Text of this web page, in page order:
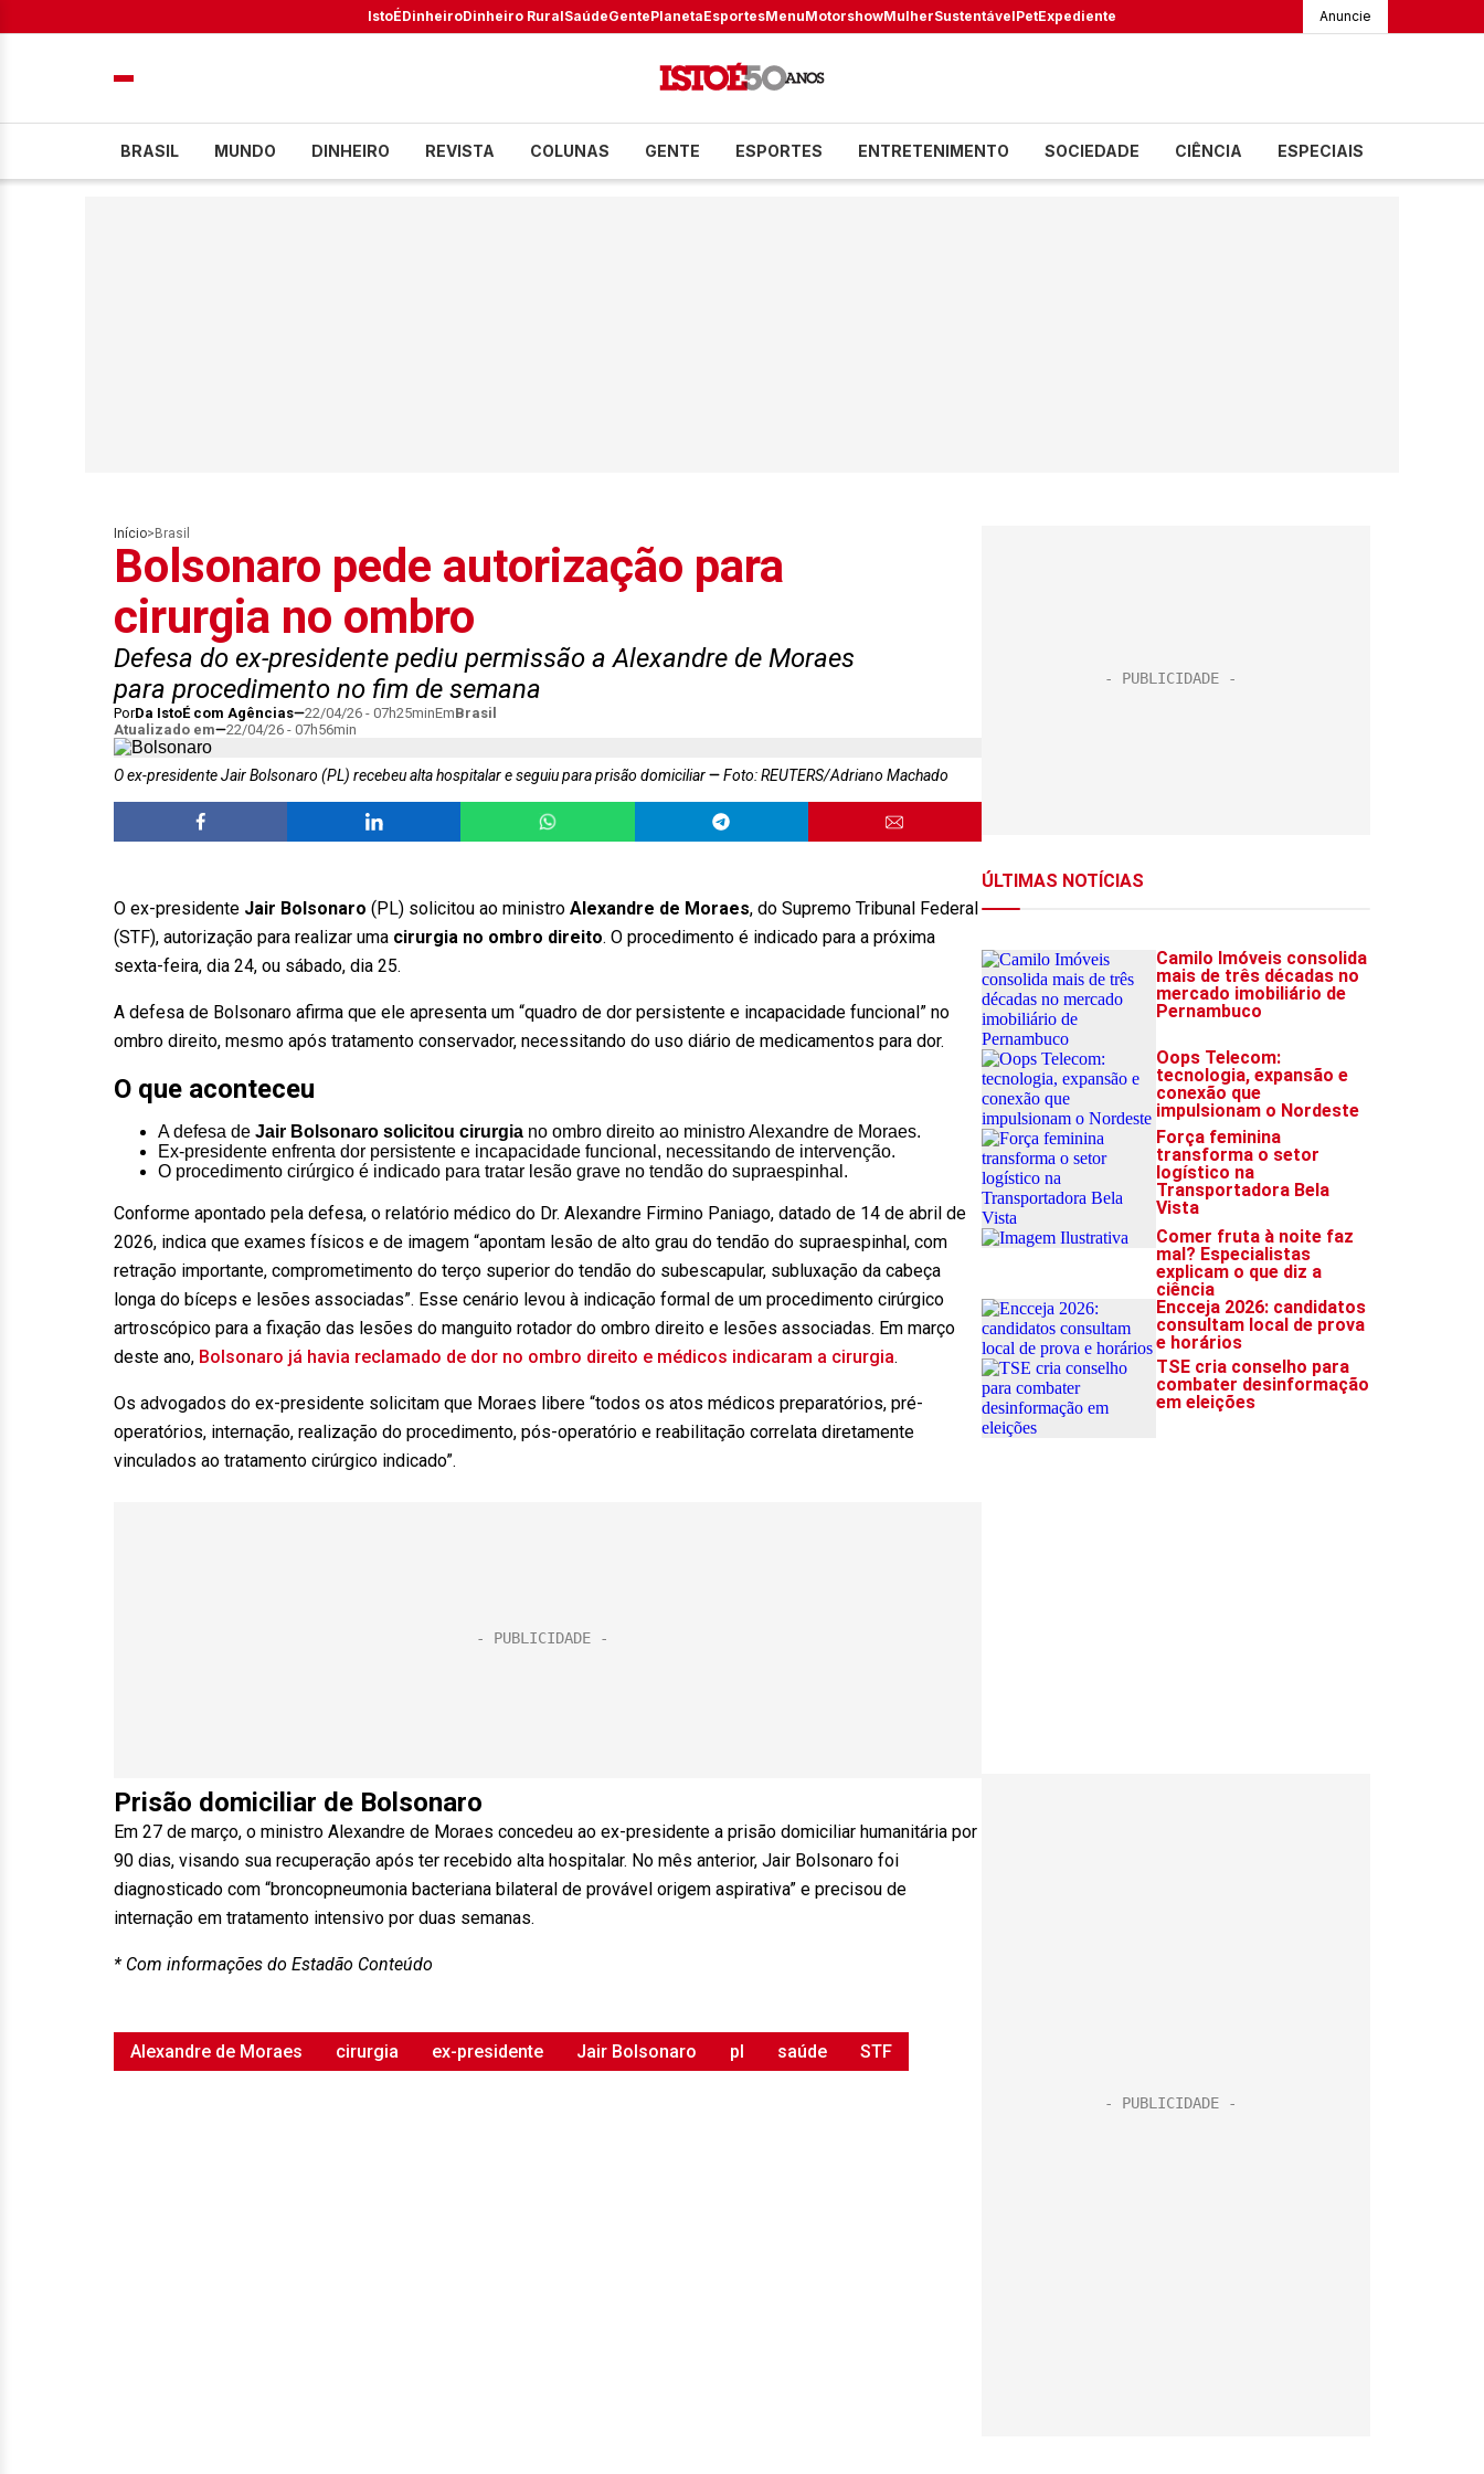
IstoÉDinheiroDinheiro RuralSaúdeGentePlanetaEsportesMenuMotorshowMulherSustentávelPetExpediente Anuncie
BRASIL MUNDO DINHEIRO REVISTA COLUNAS GENTE ESPORTES ENTRETENIMENTO SOCIEDADE CIÊNCIA ESPECIAIS
Início> Brasil
Bolsonaro pede autorização para
cirurgia no ombro
Defesa do ex-presidente pediu permissão a Alexandre de Moraes
para procedimento no fim de semana
PorDa IstoÉ com Agências 22/04/26 - 07h25minEmBrasil
Atualizado em
22/04/26 - 07h56min
O ex-presidente Jair Bolsonaro (PL) recebeu alta hospitalar e seguiu para prisão domiciliar Foto: REUTERS/Adriano Machado
O ex-presidente Jair Bolsonaro (PL) solicitou ao ministro Alexandre de Moraes, do Supremo Tribunal Federal
(STF), autorização para realizar uma cirurgia no ombro direito. O procedimento é indicado para a próxima
sexta-feira, dia 24, ou sábado, dia 25.
A defesa de Bolsonaro afirma que ele apresenta um “quadro de dor persistente e incapacidade funcional” no
ombro direito, mesmo após tratamento conservador, necessitando do uso diário de medicamentos para dor.
O que aconteceu
A defesa de Jair Bolsonaro solicitou cirurgia no ombro direito ao ministro Alexandre de Moraes.
Ex-presidente enfrenta dor persistente e incapacidade funcional, necessitando de intervenção.
O procedimento cirúrgico é indicado para tratar lesão grave no tendão do supraespinhal.
Conforme apontado pela defesa, o relatório médico do Dr. Alexandre Firmino Paniago, datado de 14 de abril de
2026, indica que exames físicos e de imagem “apontam lesão de alto grau do tendão do supraespinhal, com
retração importante, comprometimento do terço superior do tendão do subescapular, subluxação da cabeça
longa do bíceps e lesões associadas”. Esse cenário levou à indicação formal de um procedimento cirúrgico
artroscópico para a fixação das lesões do manguito rotador do ombro direito e lesões associadas. Em março
deste ano, Bolsonaro já havia reclamado de dor no ombro direito e médicos indicaram a cirurgia.
Os advogados do ex-presidente solicitam que Moraes libere “todos os atos médicos preparatórios, pré-
operatórios, internação, realização do procedimento, pós-operatório e reabilitação correlata diretamente
vinculados ao tratamento cirúrgico indicado”.
Prisão domiciliar de Bolsonaro
Em 27 de março, o ministro Alexandre de Moraes concedeu ao ex-presidente a prisão domiciliar humanitária por
90 dias, visando sua recuperação após ter recebido alta hospitalar. No mês anterior, Jair Bolsonaro foi
diagnosticado com “broncopneumonia bacteriana bilateral de provável origem aspirativa” e precisou de
internação em tratamento intensivo por duas semanas.
* Com informações do Estadão Conteúdo
Alexandre de Moraes cirurgia ex-presidente Jair Bolsonaro pl saúde STF